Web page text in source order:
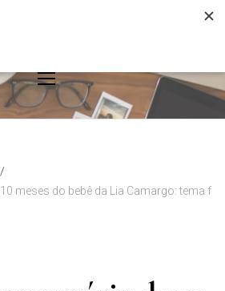
/
meses do bebê da Lia Camargo: tema f